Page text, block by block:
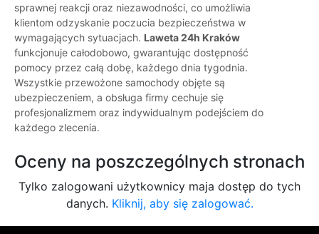
sprawnej reakcji oraz niezawodności, co umożliwia
klientom odzyskanie poczucia bezpieczeństwa w
wymagających sytuacjach. Laweta 24h Kraków
funkcjonuje całodobowo, gwarantując dostępność
pomocy przez całą dobę, każdego dnia tygodnia.
Wszystkie przewożone samochody objęte są
ubezpieczeniem, a obsługa firmy cechuje się
profesjonalizmem oraz indywidualnym podejściem do
każdego zlecenia.
Oceny na poszczególnych stronach
Tylko zalogowani użytkownicy maja dostęp do tych
danych. Kliknij, aby się zalogować.